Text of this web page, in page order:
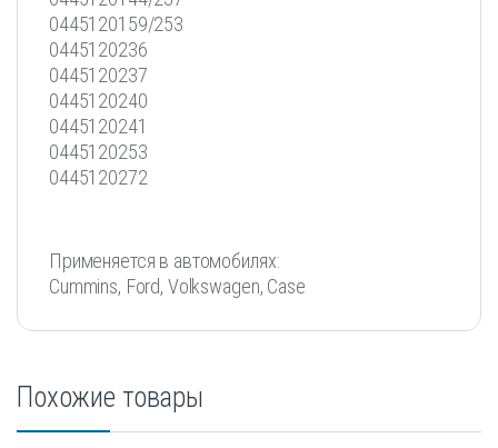
0445120159/253
0445120236
0445120237
0445120240
0445120241
0445120253
0445120272
Применяется в автомобилях:
Cummins, Ford, Volkswagen, Case
Похожие товары